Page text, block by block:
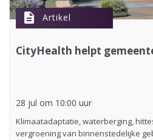
description Artikel
CityHealth helpt
28 jul om 10:00 uur
Klimaatadaptatie, waterberging,
vergroening van binnenstedelijke